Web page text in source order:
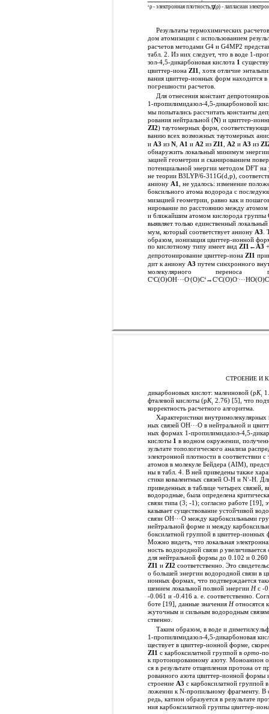
∇
аρ - электронная плотность,2(ρ) - лапласиан
Результаты термохимических
дом атомизации с использованием
расчетов методами G4 и G4MP2
табл. 2. Из них следует, что в воде 1-
зол-4,5-дикарбоновая кислота 1
цвиттер-иона ZI1
, хотя отличие
вания цвиттер-ионных форм находится в
погрешности расчетов.
Для отнесения констант
1-пропилимидазол-4,5-дикарбоновой
мы попытались рассчитать константы
рования нейтральной (N) и цвиттер-
ZI2) таутомерных форм,
ванию всех возможных таутомерных
и A3 из N, A1 и A2 из ZI1 A2 и A3 из
обнаружить локальный минимум
зацией геометрии и сканированием
потенциальной энергии методом DFT на
не теории B3LYP/6-311G(d,p),
аниону A1
, не удалось: изменение
боксильного атома водорода с
мизацией геометрии, равно как и
нирование по расстоянию между атомом
и ближайшим атомом кислорода группы
выявляет только единственный
мум, который соответствует аниону A3 .
образом, ионизация цвиттер-ионной
по кислотному типу имеет вид ZI1 ← А3
депротонирование цвиттер-иона ZI1
дит к аниону А3 путем синхронного
молекулярного
переноса
C5C(O)OH···O-(O)C4→C5C(O)O-···HO(O)C
СТРОЕНИЕ И
дикарбоновых кислот: малеиновой (pK1
фталевой кислоты (pK1 2.76) [5], что
корректность расчетного алгоритма.
Характеристики
ных связей OH···O в нейтральной и
ных формах 1-пропилимидазол-4,5-
кислоты 1 в водном окружении,
зультате топологического анализа
электронной плотности в соответствии с
атомов в молекуле Бейдера (AIM),
ны в табл. 4. В ней приведены также
стики ковалентных связей O-H и N+-H.
приведенных в таблице четырех связей,
водородные, была определена
связи типа (3; -1); согласно работе [19],
казывает существование устойчивой
связи OH···O между карбоксильными
нейтральной форме и между
боксилатной группой в цвиттер-ионных
Можно видеть, что локальная
ность водородной связи ρ увеличивается
для нейтральной формы до 0.102 и
ZI1 и ZI2 соответственно. Это
о большей энергии водородной связи в
ионных формах, что подтверждается
шением локальной полной энергии Hс -
-0.061 и -0.416 а. е. соответственно.
боте [19], данные значения Hотносятся
жуточным и сильным водородным связям
ственно.
Таким образом, в воде и
1-пропилимидазол-4,5-дикарбоновая
ществует в цвиттер-ионной форме,
ZI1 с карбоксилатной группой в орто-
к протонированному азоту. Моноанион
ся в результате отщепления протона от
рованного азота цвиттер-ионной формы
строение A3 с карбоксилатной группой
ложении к N-пропильному фрагменту. В
редь, катион образуется в результате
ния карбоксилатной группы цвиттер-